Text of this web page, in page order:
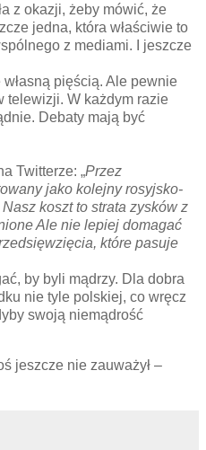
z okazji, żeby mówić, że
jedna, która właściwie to
z mediami. I jeszcze
własną pięścią. Ale pewnie
telewizji. W każdym razie
Debaty mają być
Twitterze: „Przez
jako kolejny rosyjsko-
koszt to strata zysków z
Ale nie lepiej domagać
które pasuje
by byli mądrzy. Dla dobra
nie tyle polskiej, co wręcz
swoją niemądrość
jeszcze nie zauważył –